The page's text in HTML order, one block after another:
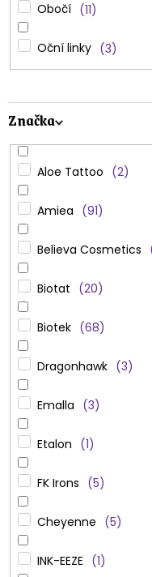
Obočí 11
Oční linky 3
Značka
Aloe Tattoo 2
Amiea 91
Believa Cosmetics
Biotat 20
Biotek 68
Dragonhawk 3
Emalla 3
Etalon 1
FK Irons 5
Cheyenne 5
INK-EEZE 1